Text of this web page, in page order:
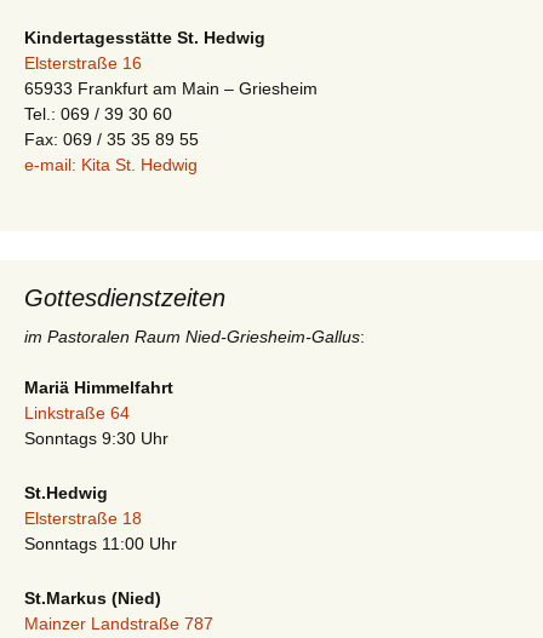
Kindertagesstätte St. Hedwig
Elsterstraße 16
65933 Frankfurt am Main – Griesheim
Tel.: 069 / 39 30 60
Fax: 069 / 35 35 89 55
e-mail: Kita St. Hedwig
Gottesdienstzeiten
im Pastoralen Raum Nied-Griesheim-Gallus:
Mariä Himmelfahrt
Linkstraße 64
Sonntags 9:30 Uhr
St.Hedwig
Elsterstraße 18
Sonntags 11:00 Uhr
St.Markus (Nied)
Mainzer Landstraße 787